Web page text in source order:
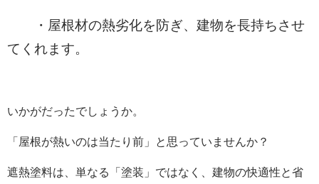
・屋根材の熱劣化を防ぎ、建物を長持ちさせ
てくれます。
いかがだったでしょうか。
「屋根が熱いのは当たり前」と思っていませんか？
遮熱塗料は、単なる「塗装」ではなく、建物の快適性と省